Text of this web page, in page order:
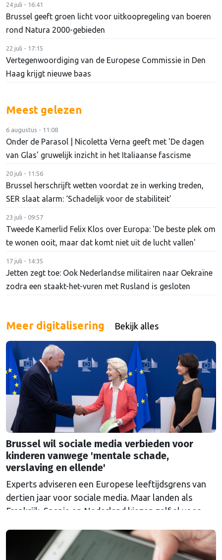
24 juli - 16:41
Brussel geeft groen licht voor uitkoopregeling van boeren
rond Natura 2000-gebieden
22 juli - 17:15
Vertegenwoordiging van de Europese Commissie in Den
Haag krijgt nieuwe baas
Meest gelezen
6 augustus - 11:08
Onder de Parasol | Nicoletta Verna geeft met 'De dagen
van Glas' gruwelijk inzicht in het Italiaanse fascisme
20 juli - 11:56
Brussel herschrijft wetten voordat ze in werking treden,
SER slaat alarm: ‘Schadelijk voor de stabiliteit’
23 juli - 09:57
Tweede Kamerlid Felix Klos over Europa: 'De beste plek om
te wonen ooit, maar dat komt niet uit de lucht vallen'
17 juli - 14:35
Jetten zegt toe: Ook Nederlandse militairen naar Oekraïne
zodra een staakt-het-vuren met Rusland is gesloten
Meer digitalisering Bekijk alles
Brussel wil sociale media verbieden voor
kinderen vanwege 'mentale schade,
verslaving en ellende'
Experts adviseren een Europese leeftijdsgrens van
dertien jaar voor sociale media. Maar landen als
Frankrijk, Spanje en Nederland kiezen zelf al voor